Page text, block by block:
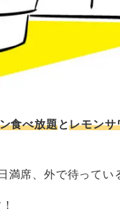
食べ放題とレモンサ
席、外で待ってい